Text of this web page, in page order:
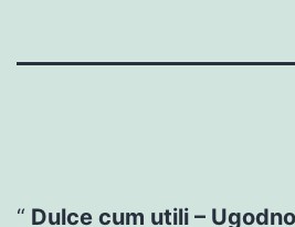
Dulce cum utili –